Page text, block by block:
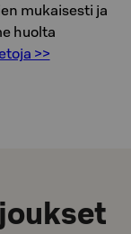
mukaisesti ja
huolta
>>